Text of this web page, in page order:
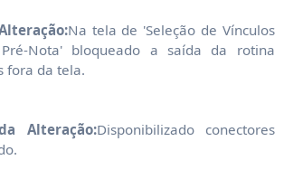
Na tela de 'Seleção de Vínculos
Nota' bloqueado a saída da rotina
fora da tela.
Alteração:Disponibilizado conectores